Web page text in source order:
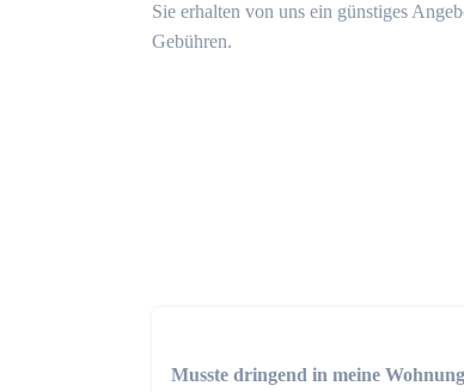
Sie erhalten von uns ein günstiges
Gebühren.
Musste dringend in meine